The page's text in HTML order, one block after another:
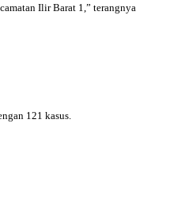
Ilir Barat 1,” terangnya
121 kasus.